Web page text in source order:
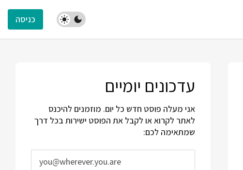
כניסה
עדכונים יומיים
אני מעלה פוסט חדש כל יום. מוזמנים להיכנס
לאתר לקרוא או לקבל את הפוסט ישירות בכל דרך
שמתאימה לכם: